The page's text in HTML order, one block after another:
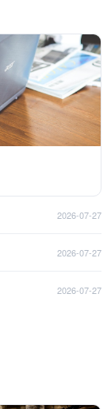
2026-07-27
2026-07-27
2026-07-27